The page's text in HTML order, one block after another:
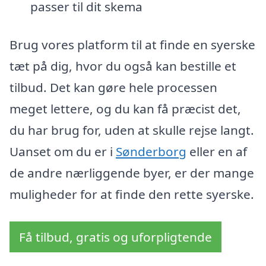
passer til dit skema
Brug vores platform til at finde en syerske
tæt på dig, hvor du også kan bestille et
tilbud. Det kan gøre hele processen
meget lettere, og du kan få præcist det,
du har brug for, uden at skulle rejse langt.
Uanset om du er i Sønderborg eller en af
de andre nærliggende byer, er der mange
muligheder for at finde den rette syerske.
Få tilbud, gratis og uforpligtende